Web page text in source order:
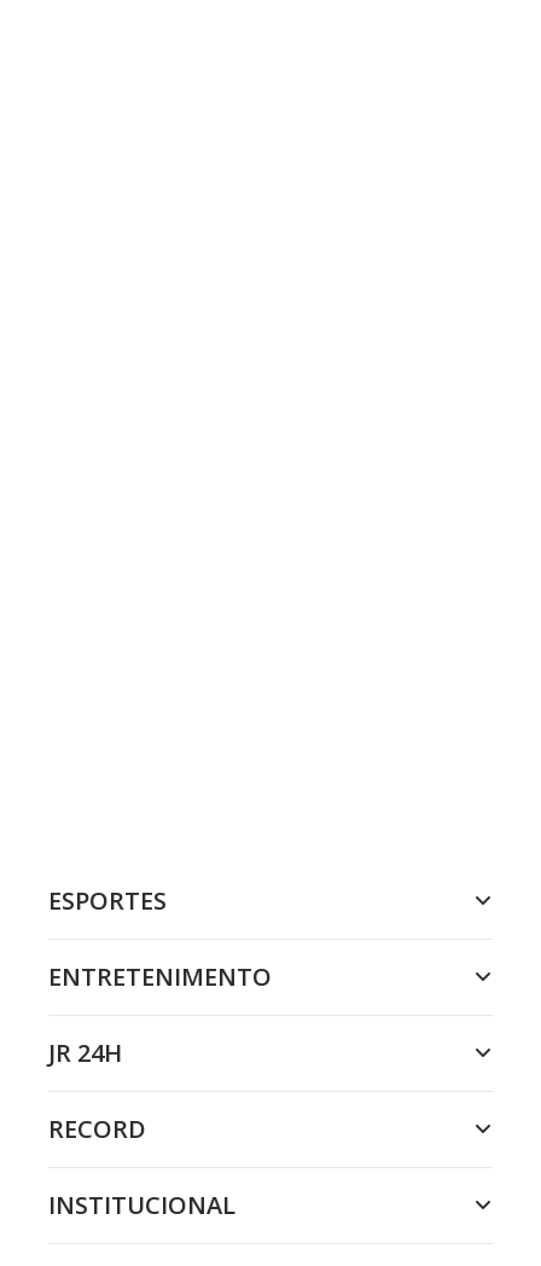
ESPORTES
ENTRETENIMENTO
JR 24H
RECORD
INSTITUCIONAL